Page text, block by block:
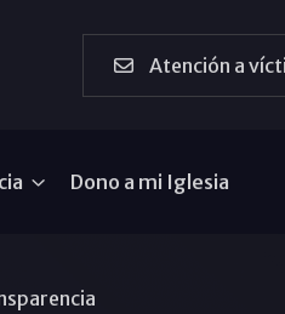
Atención a
Dono a mi Iglesia